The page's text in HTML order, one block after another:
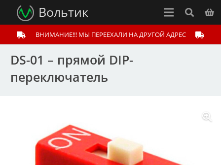
Вольтик
ВНИМАНИЕ!!! МЫ ПЕРЕЕХАЛИ НА ДРУГОЙ АДРЕС
DS-01 – прямой DIP-
переключатель